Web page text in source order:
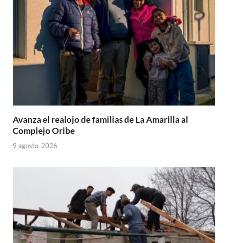
k
r
Avanza el realojo de familias de La Amarilla al
Complejo Oribe
9 agosto, 2026